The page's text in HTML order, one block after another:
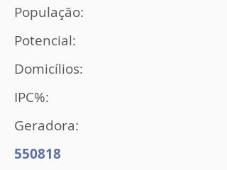
População:
Potencial:
Domicílios:
IPC%:
Geradora:
550818